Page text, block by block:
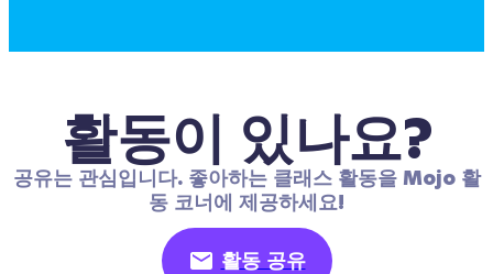
활동이 있나요?
공유는 관심입니다. 좋아하는 클래스 활동을 Mojo 활
동 코너에 제공하세요!
활동 공유